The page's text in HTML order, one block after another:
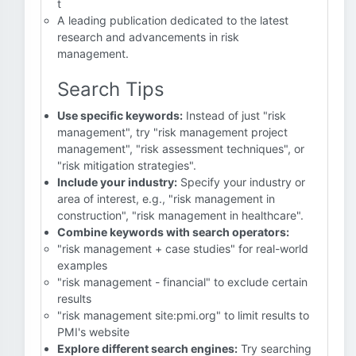
t
A leading publication dedicated to the latest
research and advancements in risk
management.
Search Tips
Use specific keywords: Instead of just "risk
management", try "risk management project
management", "risk assessment techniques", or
"risk mitigation strategies".
Include your industry: Specify your industry or
area of interest, e.g., "risk management in
construction", "risk management in healthcare".
Combine keywords with search operators:
"risk management + case studies" for real-world
examples
"risk management - financial" to exclude certain
results
"risk management site:pmi.org" to limit results to
PMI's website
Explore different search engines: Try searching